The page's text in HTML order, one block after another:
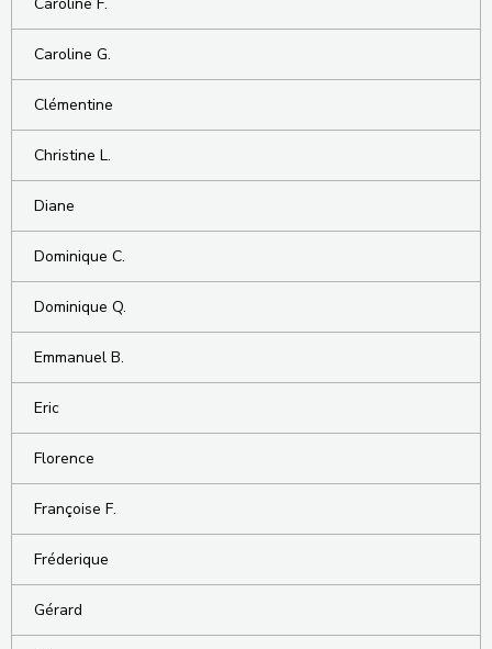
Caroline F.
Caroline G.
Clémentine
Christine L.
Diane
Dominique C.
Dominique Q.
Emmanuel B.
Eric
Florence
Françoise F.
Fréderique
Gérard